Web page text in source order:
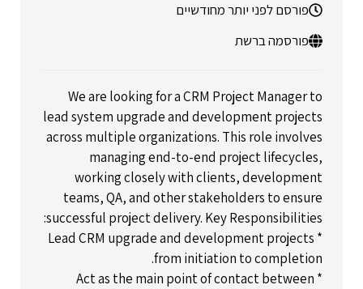
פורסם לפני יותר מחודשיים
פורסמה ברשת
We are looking for a CRM Project Manager to
lead system upgrade and development projects
across multiple organizations. This role involves
managing end-to-end project lifecycles,
working closely with clients, development
teams, QA, and other stakeholders to ensure
successful project delivery. Key Responsibilities:
* Lead CRM upgrade and development projects
from initiation to completion.
* Act as the main point of contact between